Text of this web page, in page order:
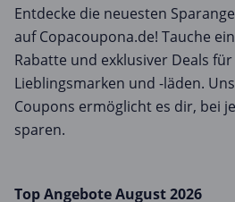
Entdecke die neuesten
auf Copacoupona.de! Tauche
Rabatte und exklusiver Deals
Lieblingsmarken und -läden.
Coupons ermöglicht es dir, bei
sparen.
Top Angebote August 2026